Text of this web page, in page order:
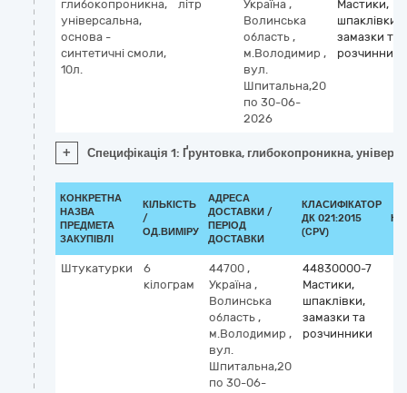
глибокопроникна,
універсальна,
основа -
синтетичні смоли,
10л.
літр
Україна ,
Волинська
область ,
м.Володимир ,
вул.
Шпитальна,20
по 30-06-
2026
Мастики,
шпаклівки,
замазки та
розчинники
+ Специфікація 1: Ґрунтовка, глибокопроникна,
КОНКРЕТНА
НАЗВА
ПРЕДМЕТА
ЗАКУПІВЛІ
КІЛЬКІСТЬ
/
ОД.ВИМІРУ
АДРЕСА
ДОСТАВКИ /
ПЕРІОД
ДОСТАВКИ
КЛАСИФІКАТОР
ДК 021:2015
(CPV)
Штукатурки
6
кілограм
44700 ,
Україна ,
Волинська
область ,
м.Володимир ,
вул.
Шпитальна,20
по 30-06-
44830000-7
Мастики,
шпаклівки,
замазки та
розчинники